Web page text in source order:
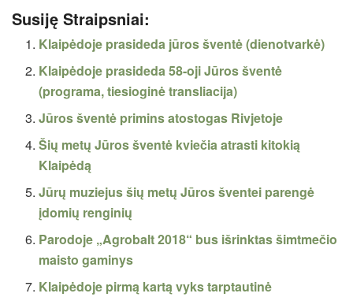
Susiję Straipsniai:
Klaipėdoje prasideda jūros šventė (dienotvarkė)
Klaipėdoje prasideda 58-oji Jūros šventė
(programa, tiesioginė transliacija)
Jūros šventė primins atostogas Rivjetoje
Šių metų Jūros šventė kviečia atrasti kitokią
Klaipėdą
Jūrų muziejus šių metų Jūros šventei parengė
įdomių renginių
Parodoje „Agrobalt 2018“ bus išrinktas šimtmečio
maisto gaminys
Klaipėdoje pirmą kartą vyks tarptautinė